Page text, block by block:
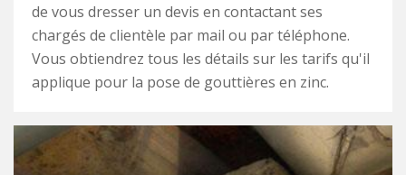
de vous dresser un devis en contactant ses
chargés de clientèle par mail ou par téléphone.
Vous obtiendrez tous les détails sur les tarifs qu'il
applique pour la pose de gouttières en zinc.